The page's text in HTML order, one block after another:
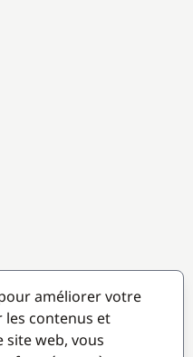
améliorer votre
les contenus et
site web, vous